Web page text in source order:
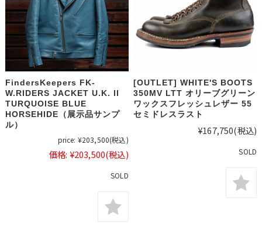
FindersKeepers FK-
W.RIDERS JACKET U.K. II
TURQUOISE BLUE
HORSEHIDE（展示品サンプ
ル）
price: ¥203,500(税込)
価格: ¥203,500(税込)
SOLD
[OUTLET] WHITE'S BOOTS
350MV LTT オリーブグリーン
ワックスフレッシュレザー 55
セミドレスラスト
¥167,750(税込)
SOLD